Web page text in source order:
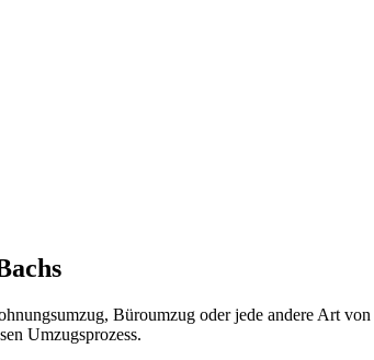
Büroumzug oder jede andere Art
Umzugsprozess.